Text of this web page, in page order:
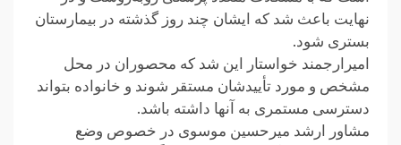
نهایت باعث شد که ایشان چند روز گذشته در بیمارستان
بستری شود.
امیرارجمند خواستار این شد که محصوران در محل
مشخص و مورد تأییدشان مستقر شوند و خانواده بتواند
دسترسی مستمری به آنها داشته باشد.
مشاور ارشد میرحسین موسوی در خصوص وضع